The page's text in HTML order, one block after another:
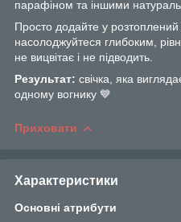
парафіном та іншими
Просто додайте у
насолоджуйтеся глибоким,
не вицвітає і не підводить.
Результат: свічка, яка
одному вогнику 💙
Приховати
Характеристики
Основні атрибути